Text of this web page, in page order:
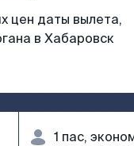
цен даты вылета,
в Хабаровск